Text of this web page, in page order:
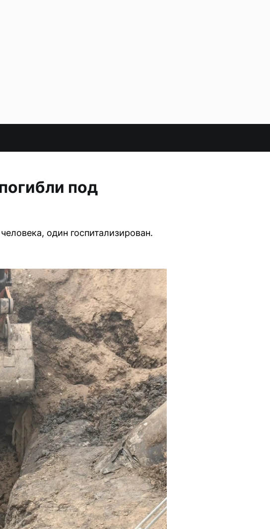
под
один госпитализирован.